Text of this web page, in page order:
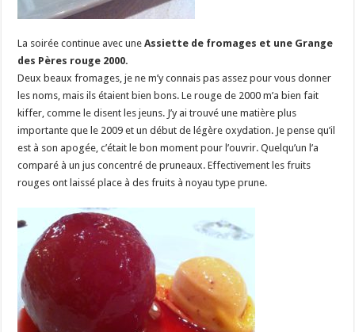
La soirée continue avec uneAssiette de fromages et une Grange
des Pères rouge 2000.
Deux beaux fromages, je ne m’y connais pas assez pour vous donner
les noms, mais ils étaient bien bons. Le rouge de 2000 m’a bien fait
kiffer, comme le disent les jeuns. J’y ai trouvé une matière plus
importante que le 2009 et un début de légère oxydation. Je pense qu’il
est à son apogée, c’était le bon moment pour l’ouvrir. Quelqu’un l’a
comparé à un jus concentré de pruneaux. Effectivement les fruits
rouges ont laissé place à des fruits à noyau type prune.